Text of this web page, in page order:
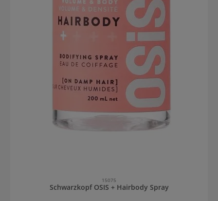
15075
Schwarzkopf OSIS + Hairbody Spray